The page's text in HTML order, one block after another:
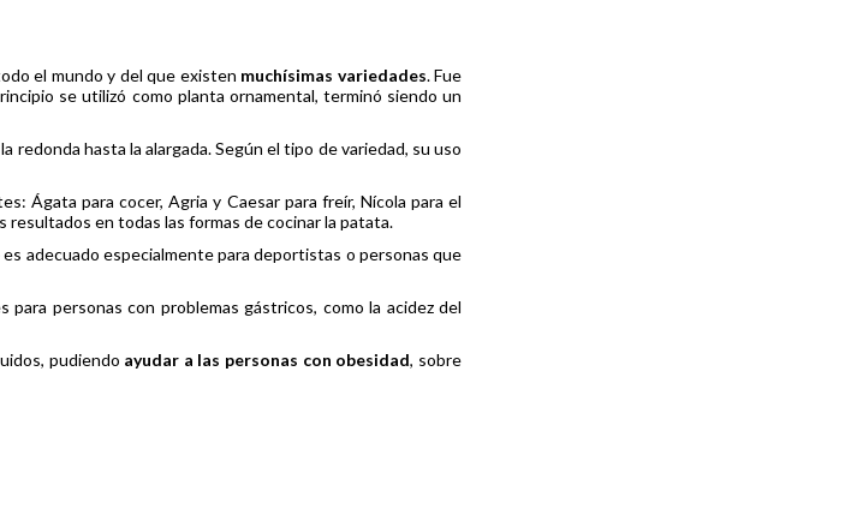
el mundo y del que existen muchísimas variedades. Fue
se utilizó como planta ornamental, terminó siendo un
redonda hasta la alargada. Según el tipo de variedad, su uso
Ágata para cocer, Agria y Caesar para freír, Nícola para el
resultados en todas las formas de cocinar la patata.
es adecuado especialmente para deportistas o personas que
para personas con problemas gástricos, como la acidez del
pudiendo ayudar a las personas con obesidad, sobre